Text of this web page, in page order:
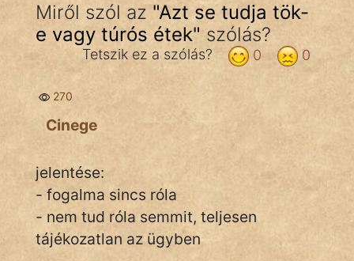
Közmondások
Rímelő
Szóláscsoportok
Szólások
Tréfás
Miről szól az "Azt se tudja tök-
e vagy túrós étek" szólás?
0
0
Tetszik ez a szólás?
270
Cinege
jelentése:
- fogalma sincs róla
- nem tud róla semmit, teljesen
tájékozatlan az ügyben